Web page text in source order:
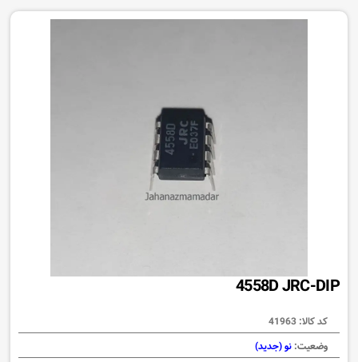
4558D JRC-DIP
کد کالا: 41963
وضعیت: نو (جدید)